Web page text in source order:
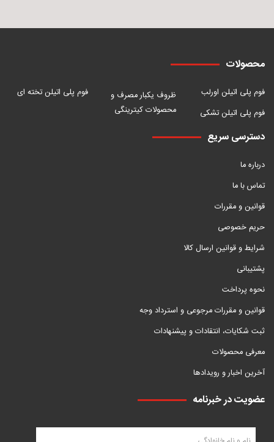
محصولات
فوم پلی اتیلن اورلب
فوم پلی اتیلن تشکی
ظروف یکبار مصرف و
محصولات کیترینگی
فوم پلی اتیلن تخته ای
دسترسی سریع
درباره ما
تماس با ما
قوانین و مقررات
حریم خصوصی
شرایط و قوانین ارسال کالا
پشتیبانی
نحوه پرداخت
قوانین و مقررات مرجوعی و استرداد وجه
ثبت شکایات، انتقادات و پیشنهادات
معرفی محصولات
آخرین اخبار و رویدادها
عضویت در خبرنامه